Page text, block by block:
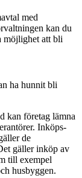
med
kan du
möjlighet att bli
ha hunnit bli
kan företag lämna
Inköps-
de
gäller inköp av
till exempel
husbyggen.